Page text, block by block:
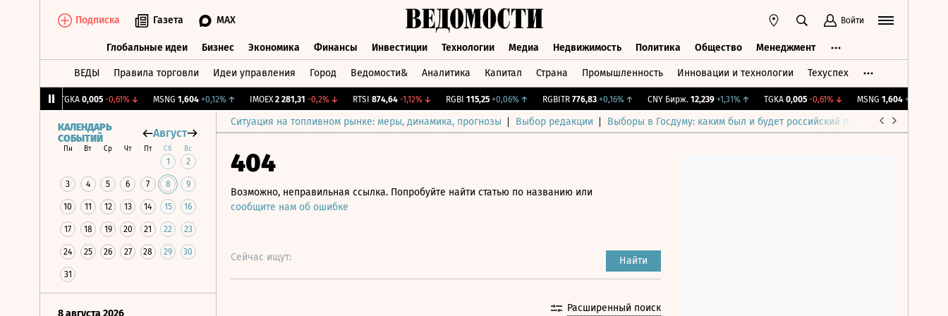
Подписка Газета MAX Войти
Глобальные идеи Бизнес Экономика Финансы Инвестиции Технологии Медиа Недвижимость Политика Общество Менеджмент
ВЕДЫ Правила торговли Идеи управления Город Ведомости& Аналитика Капитал Страна Промышленность Инновации и технологии Техуспех
TGKA 0,005 -0,61%↓ MSNG 1,604 +0,12% ↑ IMOEX 2 281,31 -0,2%↓ RTSI 874,64 -1,12% ↓ RGBI 115,25 +0,06%↑ RGBITR 776,83 +0,16% ↑ CNY Бирж. 12,239 +1,31%↑ TGKA 0,005 -0,61%↓ MSNG 1,604 +0,12%
Ситуация на топливном рынке: меры, динамика, прогнозы Выбор редакции Выборы в Госдуму: каким был и будет российский парламент
КАЛЕНДАРЬ
СОБЫТИЙ
Август
Пн Вт Ср Чт Пт Сб Вс
1 2
3 4 5 6 7 8 9
10 11 12 13 14 15 16
17 18 19 20 21 22 23
24 25 26 27 28 29 30
31
8 августа 2026
404
Возможно, неправильная ссылка. Попробуйте найти статью по названию или
сообщите нам об ошибке
Сейчас ищут: Найти
Расширенный поиск